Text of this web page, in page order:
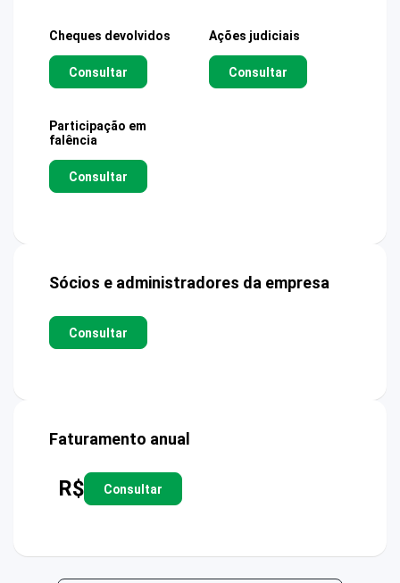
Cheques devolvidos
Consultar
Ações judiciais
Consultar
Participação em
falência
Consultar
Sócios e administradores da empresa
Consultar
Faturamento anual
R$ Consultar